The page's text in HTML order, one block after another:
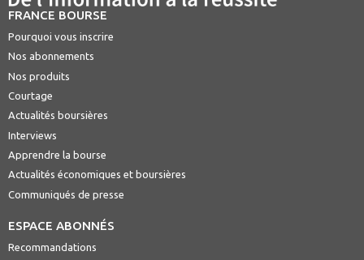
FRANCE BOURSE
Pourquoi vous inscrire
Nos abonnements
Nos produits
Courtage
Actualités boursières
Interviews
Apprendre la bourse
Actualités économiques et boursières
Communiqués de presse
ESPACE ABONNÉS
Recommandations